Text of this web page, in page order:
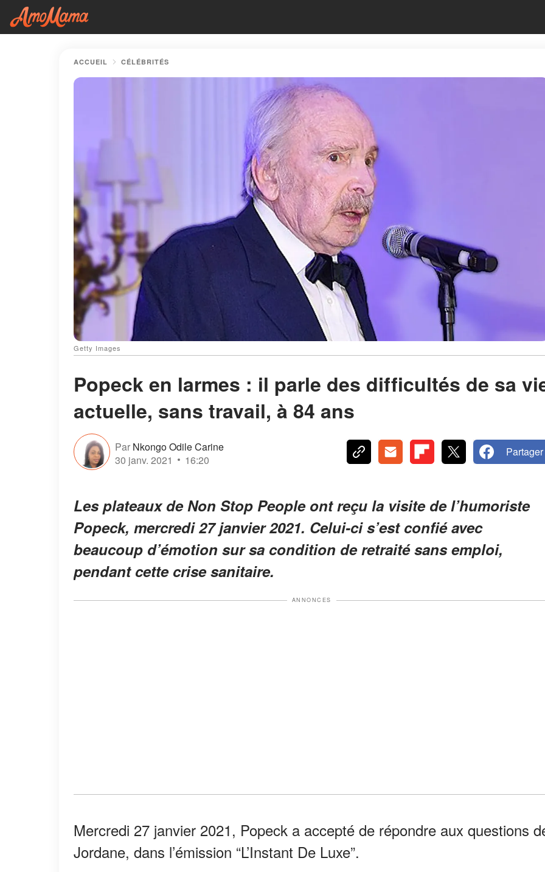
ACCUEIL CÉLÉBRITÉS
Getty Images
Popeck en larmes : il parle des difficultés de sa
actuelle, sans travail, à 84 ans
Par Nkongo Odile Carine
30 janv. 2021
16:20
Partager
Les plateaux de Non Stop People ont reçu la visite de l’humoriste
Popeck, mercredi 27 janvier 2021. Celui-ci s’est confié avec
beaucoup d’émotion sur sa condition de retraité sans emploi,
pendant cette crise sanitaire.
ANNONCES
Mercredi 27 janvier 2021, Popeck a accepté de répondre aux questions
Jordane, dans l’émission “L’Instant De Luxe”.